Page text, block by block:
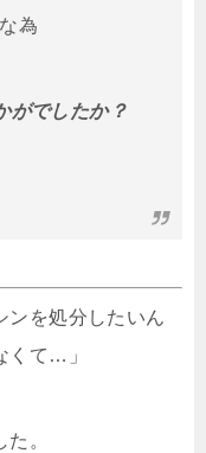
為
がでしたか？
ンを処分したいん
くて…」
。